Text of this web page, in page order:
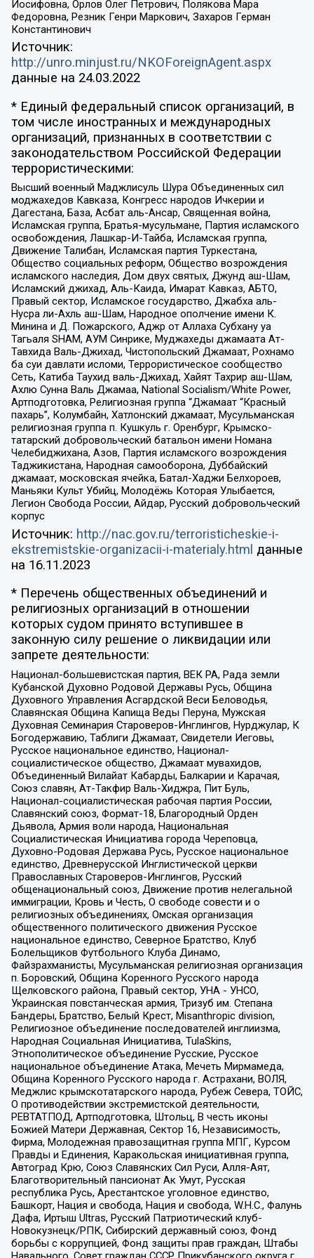
Иосифовна, Орлов Олег Петрович, Полякова Мара
Федоровна, Резник Генри Маркович, Захаров Герман
Константинович
Источник:
http://unro.minjust.ru/NKOForeignAgent.aspx
данные на 24.03.2022
* Единый федеральный список организаций, в
том числе иностранных и международных
организаций, признанных в соответствии с
законодательством Российской Федерации
террористическими:
Высший военный Маджлисуль Шура Объединенных сил
моджахедов Кавказа, Конгресс народов Ичкерии и
Дагестана, База, Асбат аль-Ансар, Священная война,
Исламская группа, Братья-мусульмане, Партия исламского
освобождения, Лашкар-И-Тайба, Исламская группа,
Движение Талибан, Исламская партия Туркестана,
Общество социальных реформ, Общество возрождения
исламского наследия, Дом двух святых, Джунд аш-Шам,
Исламский джихад, Аль-Каида, Имарат Кавказ, АБТО,
Правый сектор, Исламское государство, Джабха аль-
Нусра ли-Ахль аш-Шам, Народное ополчение имени К.
Минина и Д. Пожарского, Аджр от Аллаха Субхану уа
Тагьаля SHAM, АУМ Синрике, Муджахеды джамаата Ат-
Тавхида Валь-Джихад, Чистопольский Джамаат, Рохнамо
ба суи давлати исломи, Террористическое сообщество
Сеть, Катиба Таухид валь-Джихад, Хайят Тахрир аш-Шам,
Ахлю Сунна Валь Джамаа, National Socialism/White Power,
Артподготовка, Религиозная группа “Джамаат “Красный
пахарь”, Колумбайн, Хатлонский джамаат, Мусульманская
религиозная группа п. Кушкуль г. Оренбург, Крымско-
татарский добровольческий батальон имени Номана
Челебиджихана, Азов, Партия исламского возрождения
Таджикистана, Народная самооборона, Дуббайский
джамаат, московская ячейка, Батал-Хаджи Белхороев,
Маньяки Культ Убийц, Молодёжь Которая Улыбается,
Легион Свобода России, Айдар, Русский добровольческий
корпус
Источник: http://nac.gov.ru/terroristicheskie-i-
ekstremistskie-organizacii-i-materialy.html данные
на 16.11.2023
* Перечень общественных объединений и
религиозных организаций в отношении
которых судом принято вступившее в
законную силу решение о ликвидации или
запрете деятельности:
Национал-большевистская партия, ВЕК РА, Рада земли
Кубанской Духовно Родовой Державы Русь, Община
Духовного Управления Асгардской Веси Беловодья,
Славянская Община Капища Веды Перуна, Мужская
Духовная Семинария Староверов-Инглингов, Нурджулар, К
Богодержавию, Таблиги Джамаат, Свидетели Иеговы,
Русское национальное единство, Национал-
социалистическое общество, Джамаат мувахидов,
Объединенный Вилайат Кабарды, Балкарии и Карачая,
Союз славян, Ат-Такфир Валь-Хиджра, Пит Буль,
Национал-социалистическая рабочая партия России,
Славянский союз, Формат-18, Благородный Орден
Дьявола, Армия воли народа, Национальная
Социалистическая Инициатива города Череповца,
Духовно-Родовая Держава Русь, Русское национальное
единство, Древнерусской Инглистической церкви
Православных Староверов-Инглингов, Русский
общенациональный союз, Движение против нелегальной
иммиграции, Кровь и Честь, О свободе совести и о
религиозных объединениях, Омская организация
общественного политического движения Русское
национальное единство, Северное Братство, Клуб
Болельщиков Футбольного Клуба Динамо,
Файзрахманисты, Мусульманская религиозная организация
п. Боровский, Община Коренного Русского народа
Щелковского района, Правый сектор, УНА - УНСО,
Украинская повстанческая армия, Тризуб им. Степана
Бандеры, Братство, Белый Крест, Misanthropic division,
Религиозное объединение последователей инглиизма,
Народная Социальная Инициатива, TulaSkins,
Этнополитическое объединение Русские, Русское
национальное объединение Атака, Мечеть Мирмамеда,
Община Коренного Русского народа г. Астрахани, ВОЛЯ,
Меджлис крымскотатарского народа, Рубеж Севера, ТОЙС,
О противодействии экстремистской деятельности,
РЕВТАТПОД, Артподготовка, Штольц, В честь иконы
Божией Матери Державная, Сектор 16, Независимость,
Фирма, Молодежная правозащитная группа МПГ, Курсом
Правды и Единения, Каракольская инициативная группа,
Автоград Крю, Союз Славянских Сил Руси, Алля-Аят,
Благотворительный пансионат Ак Умут, Русская
республика Русь, Арестантское уголовное единство,
Башкорт, Нация и свобода, Нация и свобода, W.H.С., Фалунь
Дафа, Иртыш Ultras, Русский Патриотический клуб-
Новокузнецк/РПК, Сибирский державный союз, Фонд
борьбы с коррупцией, Фонд защиты прав граждан, Штабы